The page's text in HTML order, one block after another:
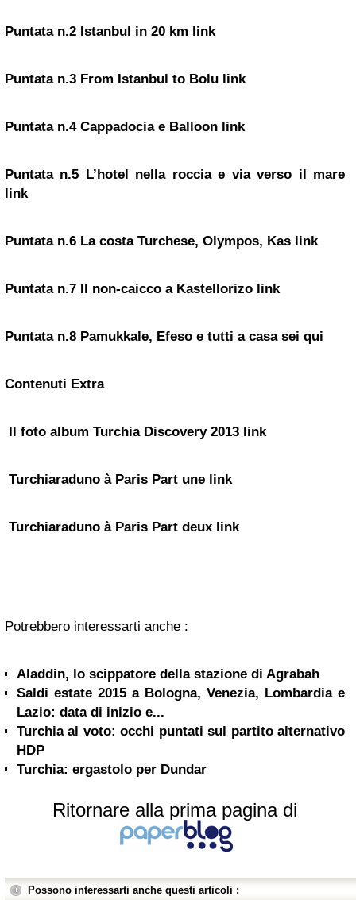
Puntata n.2 Istanbul in 20 km link
Puntata n.3 From Istanbul to Bolu link
Puntata n.4 Cappadocia e Balloon link
Puntata n.5 L’hotel nella roccia e via verso il mare
link
Puntata n.6 La costa Turchese, Olympos, Kas link
Puntata n.7 Il non-caicco a Kastellorizo link
Puntata n.8 Pamukkale, Efeso e tutti a casa sei qui
Contenuti Extra
Il foto album Turchia Discovery 2013 link
Turchiaraduno à Paris Part une link
Turchiaraduno à Paris Part deux link
Potrebbero interessarti anche :
Aladdin, lo scippatore della stazione di Agrabah
Saldi estate 2015 a Bologna, Venezia, Lombardia e
Lazio: data di inizio e...
Turchia al voto: occhi puntati sul partito alternativo
HDP
Turchia: ergastolo per Dundar
Ritornare alla prima pagina di
Possono interessarti anche questi articoli :